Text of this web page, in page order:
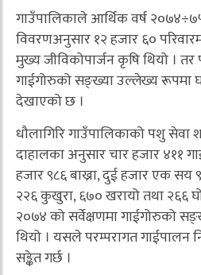
गाउँपालिकाले आर्थिक वर्ष
विवरणअनुसार १२ हजार ६०
मुख्य जीविकोपार्जन कृषि थियो ।
गाईगोरुको सङ्ख्या उल्लेख्य रूपमा
देखाएको छ ।
धौलागिरि गाउँपालिकाको पशु सेवा
दाहालका अनुसार चार हजार ४११
हजार ९८६ बाख्रा, दुई हजार एक सय
२२६ कुखुरा, ६७० खरायो तथा २६६
२०७४ को सर्वेक्षणमा गाईगोरुको
थियो । यसले परम्परागत गाईपालन
सङ्केत गर्छ ।